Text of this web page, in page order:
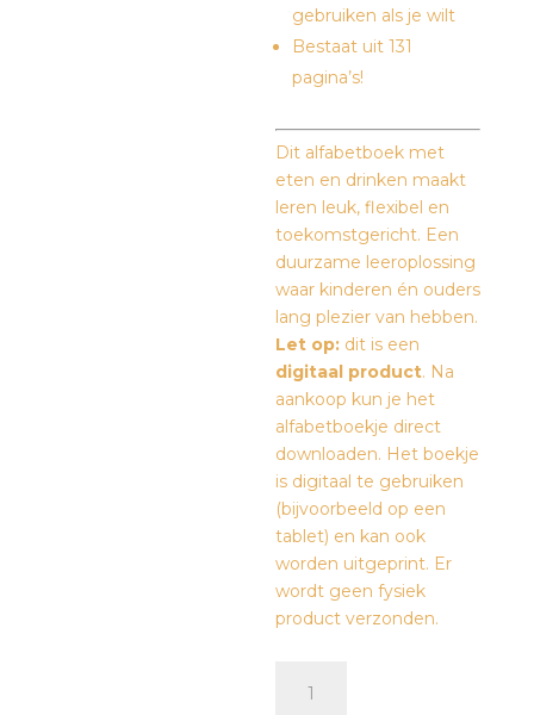
gebruiken als je wilt
Bestaat uit 131
pagina’s!
Dit alfabetboek met
eten en drinken maakt
leren leuk, flexibel en
toekomstgericht. Een
duurzame leeroplossing
waar kinderen én ouders
lang plezier van hebben.
Let op: dit is een
digitaal product. Na
aankoop kun je het
alfabetboekje direct
downloaden. Het boekje
is digitaal te gebruiken
(bijvoorbeeld op een
tablet) en kan ook
worden uitgeprint. Er
wordt geen fysiek
product verzonden.